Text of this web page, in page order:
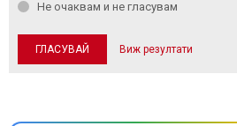
Не очаквам и не гласувам
Виж резултати